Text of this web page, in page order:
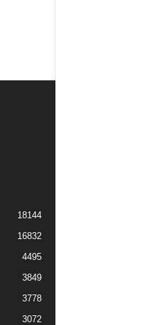
18144
16832
4495
3849
3778
3072